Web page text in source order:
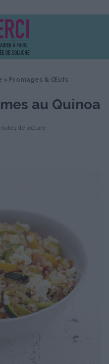
> Fromages & Œufs
au Quinoa
de lecture